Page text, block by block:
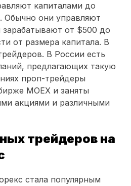
капиталами до
Обычно они управляют
от $500 до
от размера капитала. В
В России есть
предлагающих такую
проп-трейдеры
MOEX и заняты
акциями и различными
трейдеров на
стала популярным